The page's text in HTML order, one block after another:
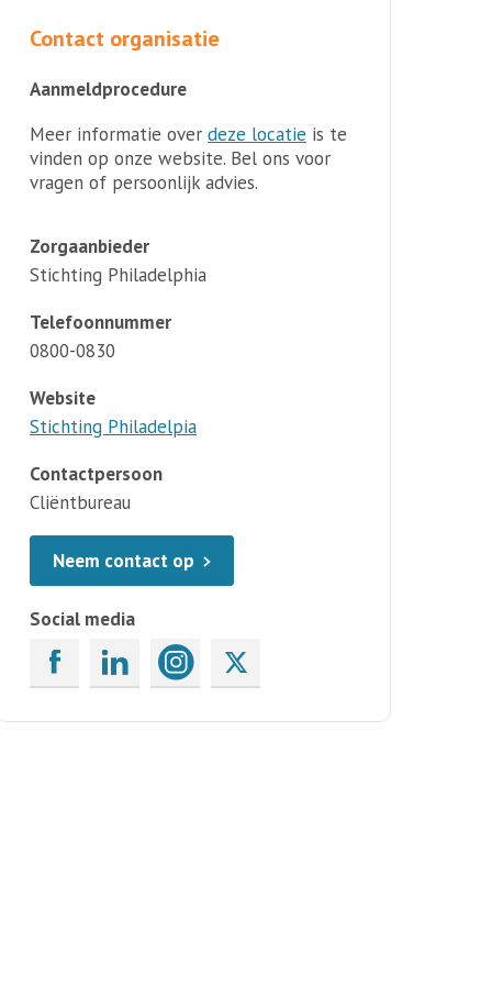
Contact organisatie
Aanmeldprocedure
Meer informatie over deze locatie is te
vinden op onze website. Bel ons voor
vragen of persoonlijk advies.
Zorgaanbieder
Stichting Philadelphia
Telefoonnummer
0800-0830
Website
Stichting Philadelpia
Contactpersoon
Cliëntbureau
Neem contact op
Social media